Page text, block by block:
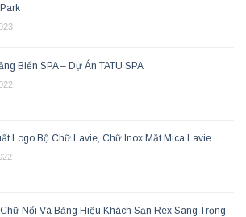
Biển SPA – Dự Án TATU SPA
Logo Bộ Chữ Lavie, Chữ Inox Mặt Mica Lavie
Nổi Và Bảng Hiệu Khách Sạn Rex Sang Trọng